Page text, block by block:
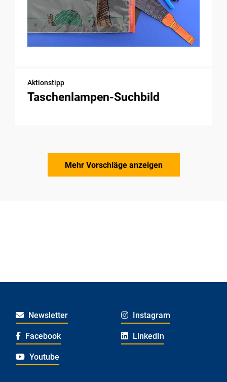
Aktionstipp
Taschenlampen-Suchbild
Mehr Vorschläge anzeigen
Newsletter Instagram
Facebook LinkedIn
Youtube